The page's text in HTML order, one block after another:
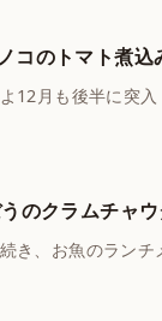
コのトマト煮込
12月も後半に突
のクラムチャ
き、お魚のランチ